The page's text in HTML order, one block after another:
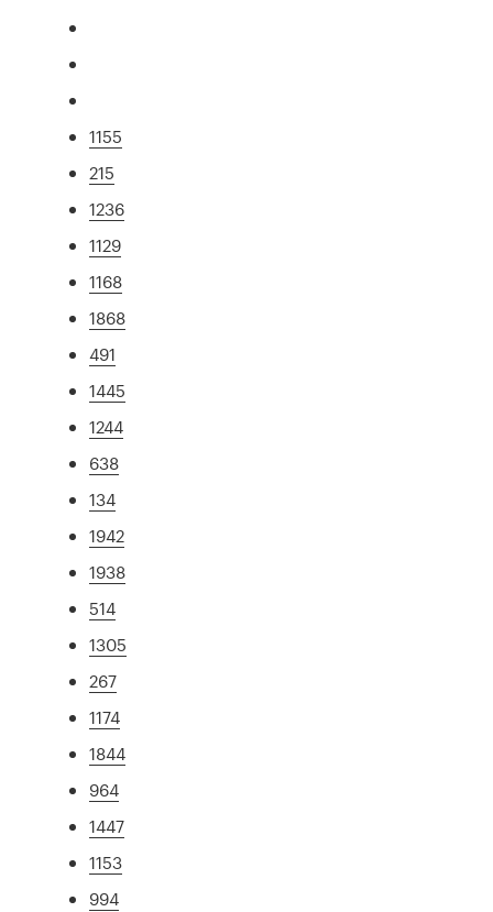
1155
215
1236
1129
1168
1868
491
1445
1244
638
134
1942
1938
514
1305
267
1174
1844
964
1447
1153
994